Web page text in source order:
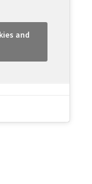
and